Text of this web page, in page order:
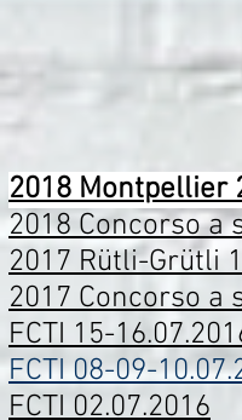
2018 Montpellier
2018 Concorso a
2017 Rütli-Grütli
2017 Concorso a
FCTI 15-
FCTI 08-09-
FCTI 02.07.2016